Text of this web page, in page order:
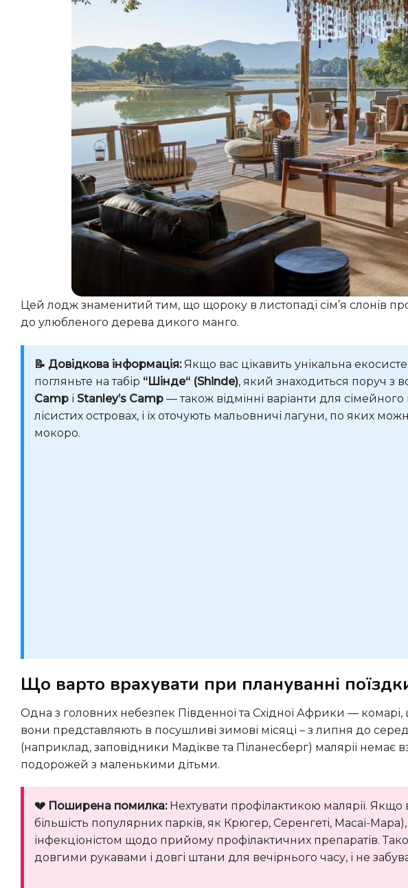
Цей лодж знаменитий тим, що щороку в листопаді сім’я слонів
до улюбленого дерева дикого манго.
📝 Довідкова інформація:Якщо вас цікавить унікальна
погляньте на табір “Шінде“ (Shinde), який знаходиться поруч з
Camp і Stanley’s Camp — також відмінні варіанти для
лісистих островах, і їх оточують мальовничі лагуни, по яких
мокоро.
Що варто врахувати при плануванні
Одна з головних небезпек Південної та Східної Африки — комарі, що переносять малярію. Найменшу загрозу
вони представляють в посушливі зимові місяці – з липня до
(наприклад, заповідники Мадікве та Піланесберг) малярії немає
подорожей з маленькими дітьми.
💔 Поширена помилка:Нехтувати профілактикою малярії.
більшість популярних парків, як Крюгер, Серенгеті, Масаї-
інфекціоністом щодо прийому профілактичних препаратів.
довгими рукавами і довгі штани для вечірнього часу, і не